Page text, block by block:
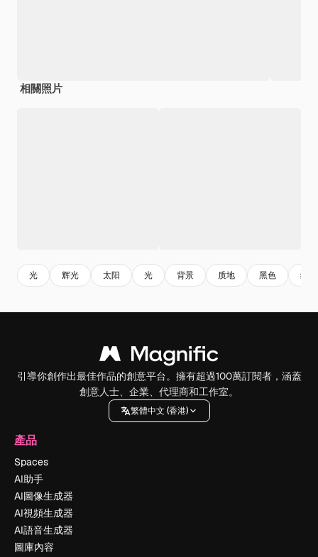
相關照片
光 辉光 太阳 光 背景 质地 黑色 线
引導你創作出最佳作品的創意平台。擁有超過100萬訂閱者，涵蓋
創意人士、企業、代理商和工作室。
繁體中文 (香港)
產品
Spaces
AI助手
AI圖像生成器
AI視頻生成器
AI語音生成器
圖庫內容